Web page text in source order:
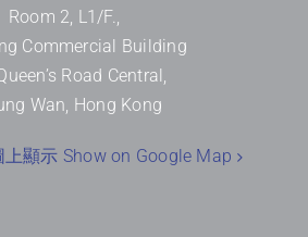
Room 2, L1/F.,
Commercial Building
Road Central,
Wan, Hong Kong
顯示 Show on Google Map